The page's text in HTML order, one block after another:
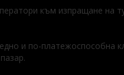
към изпращане на
и по-платежоспособна